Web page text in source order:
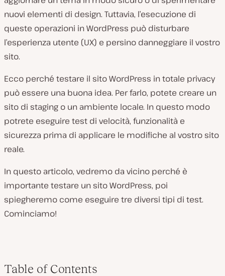
nuovi elementi di design. Tuttavia, l’esecuzione di
queste operazioni in WordPress può disturbare
l’esperienza utente (UX) e persino danneggiare il vostro
sito.
Ecco perché testare il sito WordPress in totale privacy
può essere una buona idea. Per farlo, potete creare un
sito di staging o un ambiente locale. In questo modo
potrete eseguire test di velocità, funzionalità e
sicurezza prima di applicare le modifiche al vostro sito
reale.
In questo articolo, vedremo da vicino perché è
importante testare un sito WordPress, poi
spiegheremo come eseguire tre diversi tipi di test.
Cominciamo!
Table of Contents